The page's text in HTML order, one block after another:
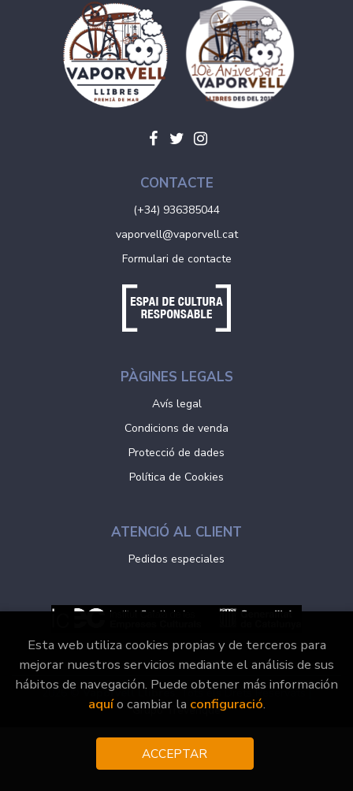
CONTACTE
(+34) 936385044
vaporvell@vaporvell.cat
Formulari de contacte
PÀGINES LEGALS
Avís legal
Condicions de venda
Protecció de dades
Política de Cookies
ATENCIÓ AL CLIENT
Pedidos especiales
2026 © Vaporvell Llibres. Tots els Drets Reservats |
Grupo Trevenque
Esta web utiliza cookies propias y de terceros para
mejorar nuestros servicios mediante el análisis de sus
hábitos de navegación. Puede obtener más información
aquío cambiar la configuració.
ACCEPTAR